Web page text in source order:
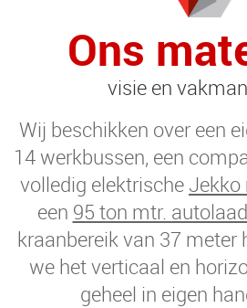
Ons
visie en
Wij beschikken over een
14 werkbussen, een
volledig elektrische Jekko
een 95 ton mtr.
kraanbereik van 37 meter
we het verticaal en
geheel in eigen